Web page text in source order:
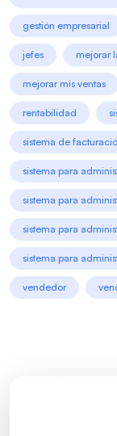
gestión empresarial
jefes mejorar
mejorar mis ventas
rentabilidad
sistema de
sistema para
sistema para
sistema para
sistema para
vendedor